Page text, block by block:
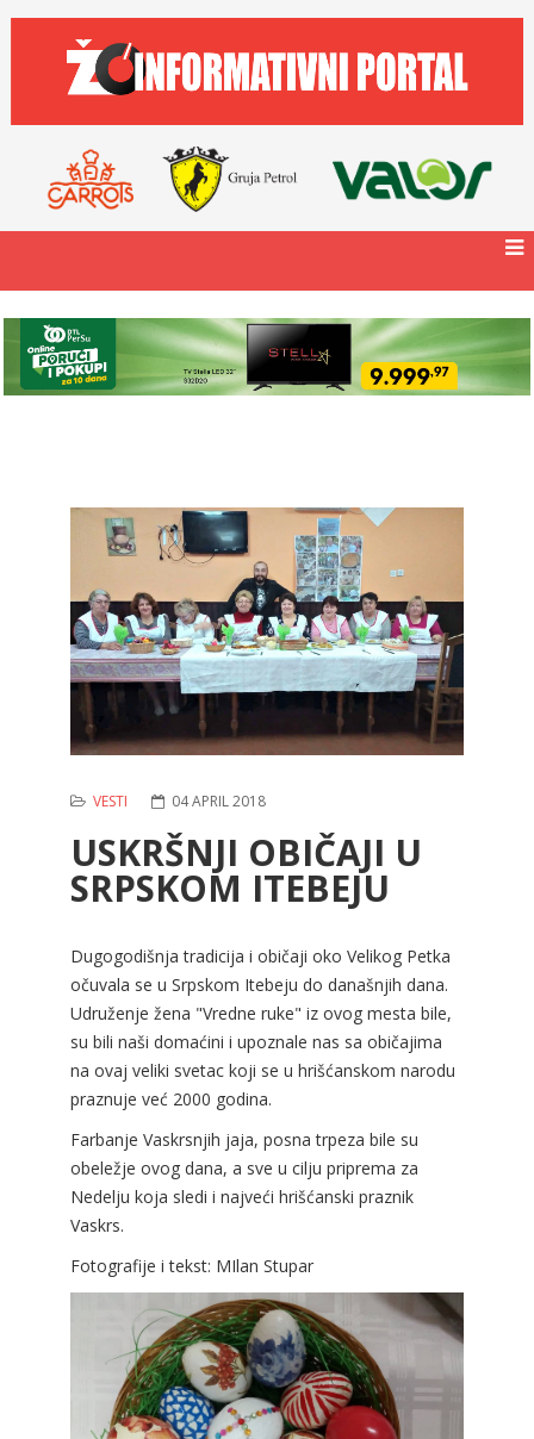
VESTI 04 APRIL 2018
USKRŠNJI OBIČAJI U
SRPSKOM ITEBEJU
Dugogodišnja tradicija i običaji oko Velikog Petka
očuvala se u Srpskom Itebeju do današnjih dana.
Udruženje žena "Vredne ruke" iz ovog mesta bile,
su bili naši domaćini i upoznale nas sa običajima
na ovaj veliki svetac koji se u hrišćanskom narodu
praznuje već 2000 godina.
Farbanje Vaskrsnjih jaja, posna trpeza bile su
obeležje ovog dana, a sve u cilju priprema za
Nedelju koja sledi i najveći hrišćanski praznik
Vaskrs.
Fotografije i tekst: MIlan Stupar